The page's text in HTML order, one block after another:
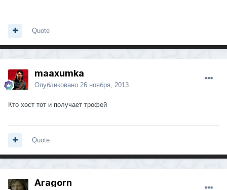
Quote
maaxumka
Опубликовано 26 ноября, 2013
Кто хост тот и получает трофей
Quote
Aragorn